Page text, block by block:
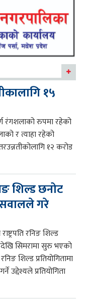
१५
रंगशलाको रुपमा रहेको
र त्याहा रहेको
१२ करोड
शिल्ड छनोट
गरे
रनिङ शिल्ड
सिमरामा सुरु भएको
रनिङ शिल्ड प्रतियोगितामा
उद्देश्यले प्रतियोगिता